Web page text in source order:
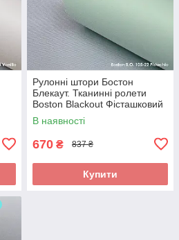
Рулонні штори Бостон
Блекаут. Тканинні ролети
Boston Blackout Фісташковий
105-22, 350
В наявності
670 ₴ 837 ₴
Купити